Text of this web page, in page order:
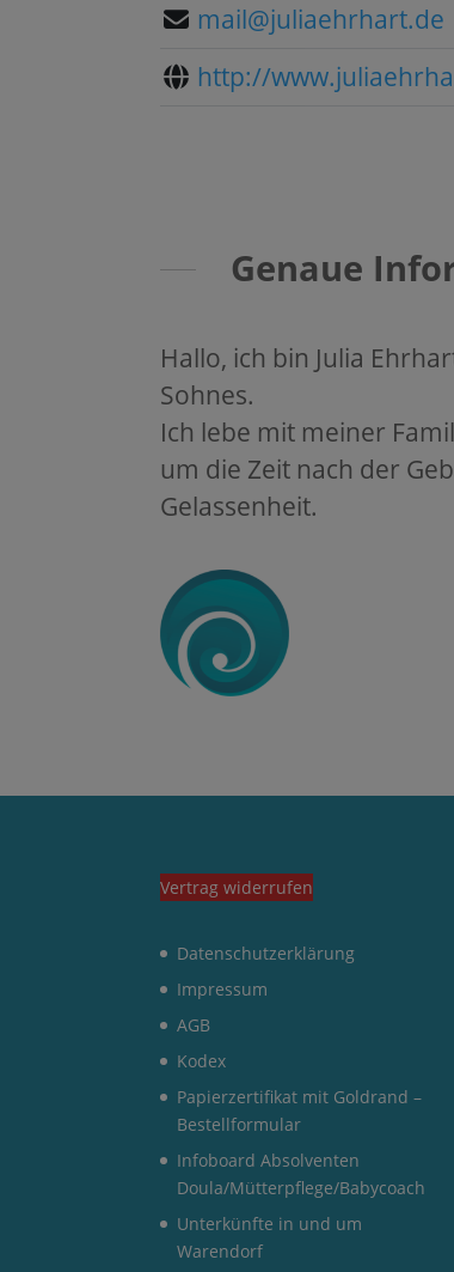
mail@juliaehrhart.de
http://
Genaue
Hallo, ich bin Julia
Sohnes.
Ich lebe mit meiner
um die Zeit nach der
Gelassenheit.
Vertrag widerrufen
Datenschutzerklärung
Impressum
AGB
Kodex
Papierzertifikat mit Goldrand –
Bestellformular
Infoboard Absolventen
Doula/Mütterpflege/Babycoach
Unterkünfte in und um
Warendorf